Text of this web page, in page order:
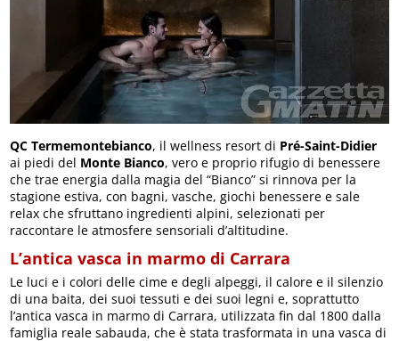
QC Termemontebianco, il wellness resort di Pré-Saint-Didier
ai piedi del Monte Bianco, vero e proprio rifugio di benessere
che trae energia dalla magia del “Bianco” si rinnova per la
stagione estiva, con bagni, vasche, giochi benessere e sale
relax che sfruttano ingredienti alpini, selezionati per
raccontare le atmosfere sensoriali d’altitudine.
L’antica vasca in marmo di Carrara
Le luci e i colori delle cime e degli alpeggi, il calore e il silenzio
di una baita, dei suoi tessuti e dei suoi legni e, soprattutto
l’antica vasca in marmo di Carrara, utilizzata fin dal 1800 dalla
famiglia reale sabauda, che è stata trasformata in una vasca di